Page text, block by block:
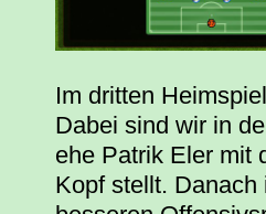
Im dritten
Dabei sind wir in
ehe Patrik Eler mit
Kopf stellt.